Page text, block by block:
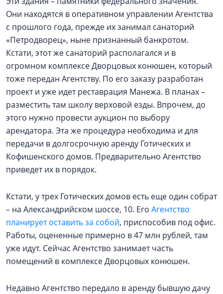
Они находятся в оперативном управлении Агентства
с прошлого года, прежде их занимал санаторий
«Петродворец», ныне признанный банкротом.
Кстати, этот же санаторий располагался и в
огромном комплексе Дворцовых конюшен, который
тоже передан Агентству. По его заказу разработан
проект и уже идет реставрация Манежа. В планах –
разместить там школу верховой езды. Впрочем, до
этого нужно провести аукцион по выбору
арендатора. Эта же процедура необходима и для
передачи в долгосрочную аренду Готических и
Кофишенского домов. Предварительно Агентство
приведет их в порядок.
Кстати, у трех Готических домов есть еще один собрат
– на Александрийском шоссе, 10. Его Агентство
планирует оставить за собой, приспособив под офис.
Работы, оцененные примерно в 47 млн рублей, там
уже идут. Сейчас Агентство занимает часть
помещений в комплексе Дворцовых конюшен.
Недавно Агентство передало в аренду бывшую дачу